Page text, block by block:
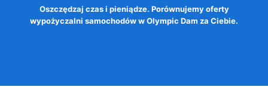
Oszczędzaj czas i pieniądze. Porównujemy oferty
wypożyczalni samochodów w Olympic Dam za Ciebie.